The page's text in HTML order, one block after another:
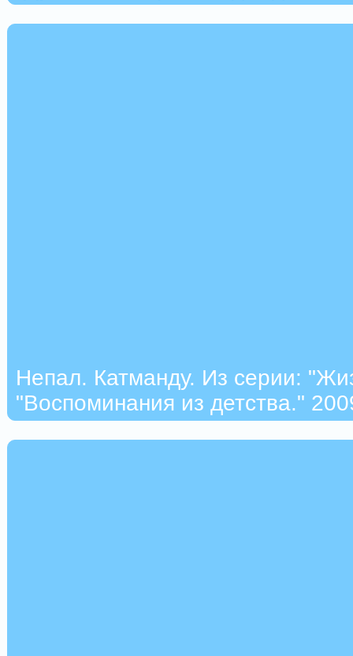
Непал. Катманду. Из серии:
"Воспоминания из детства."